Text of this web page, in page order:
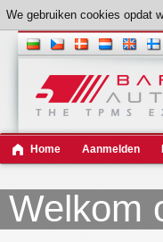
We gebruiken cookies opdat
Home Aanmelden
Welkom